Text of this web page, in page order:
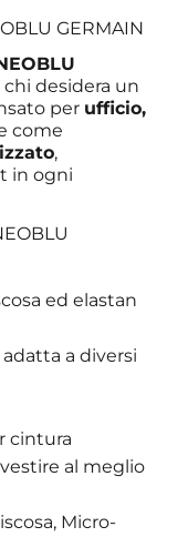
GERMAIN
desidera un
per ufficio,
come
,
in ogni
ed elastan
a diversi
cintura
al meglio
Micro-